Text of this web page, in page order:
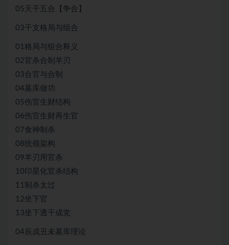
05天干五合【争合】
03干支格局与组合
01格局与组合释义
02官杀合制羊刃
03合官与合制
04墓库做功
05伤官生财结构
06伤官生财再生官
07食神制杀
08统领架构
09羊刃用官杀
10印星化官杀结构
11制杀太过
12坐下官
13坐下透干成党
04辰戍丑未墓库理论